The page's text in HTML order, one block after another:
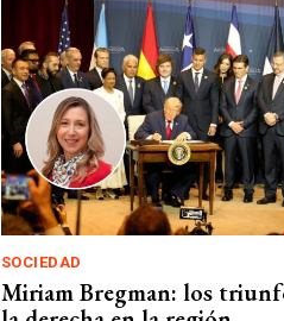
SOCIEDAD
Miriam Bregman: los